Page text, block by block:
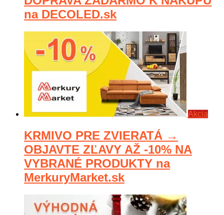
na DECOLED.sk
Akcia
KRMIVO PRE ZVIERATÁ →
OBJAVTE ZĽAVY AŽ -10% NA
VYBRANÉ PRODUKTY na
MerkuryMarket.sk